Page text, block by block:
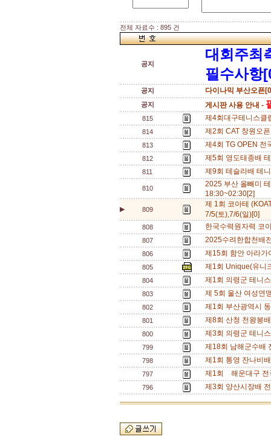
전체 자료수 : 895 건
공지
대회주최
필수사항
공지 다이나믹 부산오픈
공지 게시판 사용 안내 -
815 제4회대구테니스
814 제2회 CAT 창원오
813 제4회 TG OPEN
812 제5회 영도태종배
811 제9회 테슬라배 테
810
2025 부산 올빼미
18:30~02:30[2]
▶ 809
제 1회 코아테
7/5(토),7/6(일)[0]
808 한국수력원자력 코
807 2025수려한합천배
806 제15회 함안 아라
805 제1회 Unique(유니
804 제1회 의령군 테니
803 제 5회 울산 여성연
802 제1회 부산광역시
801 제8회 산청 천왕봉
800 제3회 의령군 테니
799 제18회 남해군수배
798 제1회 통영 잔나비
797 제1회 해운대구 전
796 제3회 양산시장배